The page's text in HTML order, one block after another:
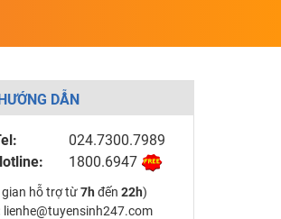
DẪN
024.7300.7989
1800.6947
gian hỗ trợ từ7h đến 22h)
lienhe@tuyensinh247.com